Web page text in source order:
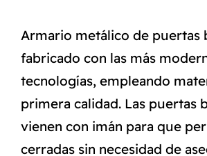
Armario metálico de puertas
fabricado con las más
tecnologías, empleando
primera calidad. Las puertas
vienen con imán para que
cerradas sin necesidad de